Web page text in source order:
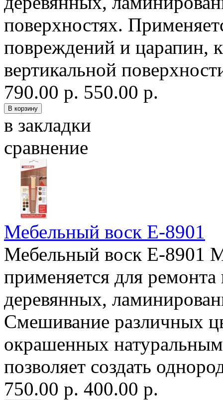
поверхностях.
повреждений и царапин,
вертикальной
790.00 р. 550.00 р.
в закладки
сравнение
Мебельный воск E-8901
Мебельный воск E-8901
применяется для
деревянных,
Смешивание различных
окрашенных
позволяет создать
750.00 р. 400.00 р.